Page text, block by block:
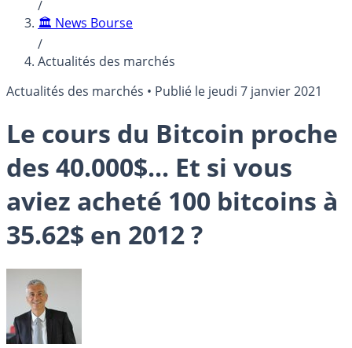
/
🏛️ News Bourse
/
Actualités des marchés
Actualités des marchés • Publié le jeudi 7 janvier 2021
Le cours du Bitcoin proche
des 40.000$... Et si vous
aviez acheté 100 bitcoins à
35.62$ en 2012 ?